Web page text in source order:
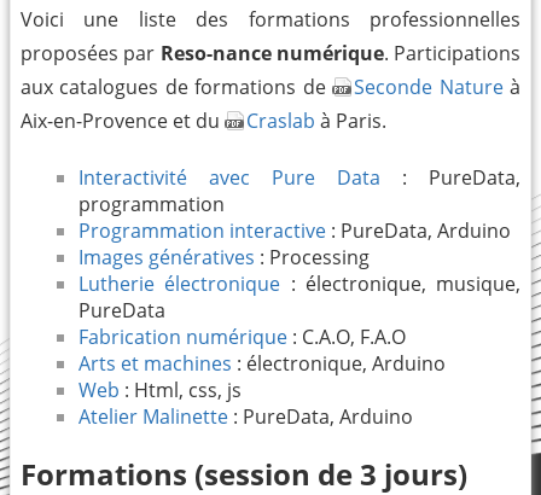
Voici une liste des formations professionnelles
proposées par Reso-nance numérique. Participations
aux catalogues de formations de
Seconde Natureà
Aix-en-Provence et du
Craslab à Paris.
Interactivité avec Pure Data : PureData,
programmation
Programmation interactive : PureData, Arduino
Images génératives : Processing
Lutherie électronique : électronique, musique,
PureData
Fabrication numérique : C.A.O, F.A.O
Arts et machines : électronique, Arduino
Web : Html, css, js
Atelier Malinette : PureData, Arduino
Formations (session de 3 jours)